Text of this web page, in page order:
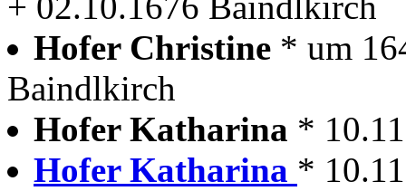
Hofer Christine * um
Baindlkirch
Hofer Katharina *
Hofer Katharina *